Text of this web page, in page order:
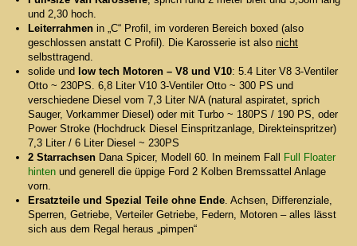
und 2,30 hoch.
Leiterrahmen in „C“ Profil, im vorderen Bereich boxed (also
geschlossen anstatt C Profil). Die Karosserie ist also nicht
selbsttragend.
solide und low tech Motoren – V8 und V10: 5.4 Liter V8 3-Ventiler
Otto ~ 230PS. 6,8 Liter V10 3-Ventiler Otto ~ 300 PS und
verschiedene Diesel vom 7,3 Liter N/A (natural aspiratet, sprich
Sauger, Vorkammer Diesel) oder mit Turbo ~ 180PS / 190 PS, oder
Power Stroke (Hochdruck Diesel Einspritzanlage, Direkteinspritzer)
7,3 Liter / 6 Liter Diesel ~ 230PS
2 Starrachsen Dana Spicer, Modell 60. In meinem Fall
Full Floater
hinten und generell die üppige Ford 2 Kolben Bremssattel Anlage
vorn.
Ersatzteile und Spezial Teile ohne Ende. Achsen, Differenziale,
Sperren, Getriebe, Verteiler Getriebe, Federn, Motoren – alles lässt
sich aus dem Regal heraus „pimpen“